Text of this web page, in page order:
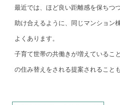
最近では、ほど良い距離感を保ちつ
助け合えるように、同じマンション
よくあります。
子育て世帯の共働きが増えているこ
の住み替えをされる提案されること